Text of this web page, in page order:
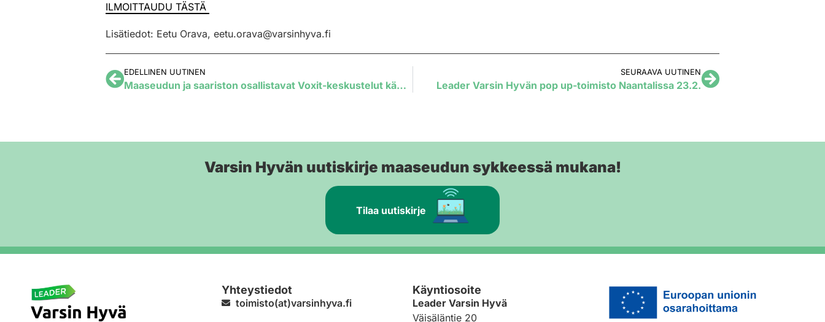
ILMOITTAUDU TÄSTÄ
Lisätiedot: Eetu Orava, eetu.orava@varsinhyva.fi
EDELLINEN UUTINEN
Maaseudun ja saariston osallistavat Voxit-keskustelut käynnistyivät!
SEURAAVA UUTINEN
Leader Varsin Hyvän pop up-toimisto Naantalissa 23.2.
Varsin Hyvän uutiskirje maaseudun sykkeessä mukana!
Tilaa uutiskirje
Yhteystiedot
toimisto(at)varsinhyva.fi
Käyntiosoite
Leader Varsin Hyvä
Väisäläntie 20